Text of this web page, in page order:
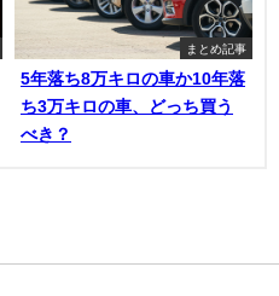
まとめ記事
5年落ち8万キロの車か10年落
ち3万キロの車、どっち買う
べき？